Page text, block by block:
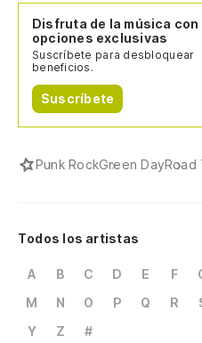
Disfruta de la música con
opciones exclusivas
Suscríbete para desbloquear
beneficios.
Suscríbete
Punk RockGreen DayRoad
Todos los artistas
A B C D E F
M
N O P Q R
Y
Z #